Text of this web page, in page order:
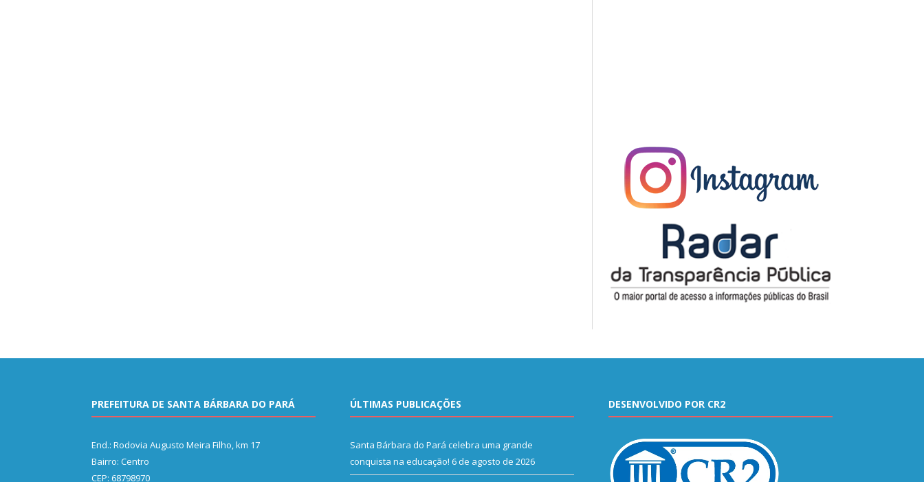
PREFEITURA DE SANTA BÁRBARA DO PARÁ
End.: Rodovia Augusto Meira Filho, km 17
Bairro: Centro
CEP: 68798970
ÚLTIMAS PUBLICAÇÕES
Santa Bárbara do Pará celebra uma grande
conquista na educação! 6 de agosto de 2026
DESENVOLVIDO POR CR2